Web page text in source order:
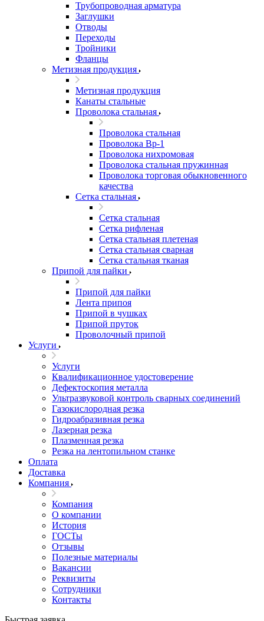
Трубопроводная арматура
Заглушки
Отводы
Переходы
Тройники
Фланцы
Метизная продукция
Метизная продукция
Канаты стальные
Проволока стальная
Проволока стальная
Проволока Вр-1
Проволока нихромовая
Проволока стальная пружинная
Проволока торговая обыкновенного
качества
Сетка стальная
Сетка стальная
Сетка рифленая
Сетка стальная плетеная
Сетка стальная сварная
Сетка стальная тканая
Припой для пайки
Припой для пайки
Лента припоя
Припой в чушках
Припой пруток
Проволочный припой
Услуги
Услуги
Квалификационное удостоверение
Дефектоскопия металла
Ультразвуковой контроль сварных соединений
Газокислородная резка
Гидроабразивная резка
Лазерная резка
Плазменная резка
Резка на лентопильном станке
Оплата
Доставка
Компания
Компания
О компании
История
ГОСТы
Отзывы
Полезные материалы
Вакансии
Реквизиты
Сотрудники
Контакты